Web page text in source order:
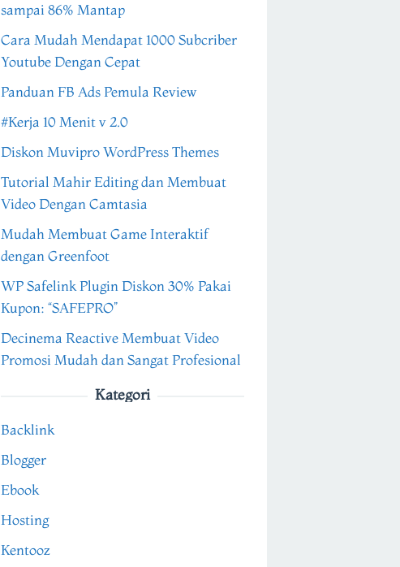
sampai 86% Mantap
Cara Mudah Mendapat 1000 Subcriber
Youtube Dengan Cepat
Panduan FB Ads Pemula Review
#Kerja 10 Menit v 2.0
Diskon Muvipro WordPress Themes
Tutorial Mahir Editing dan Membuat
Video Dengan Camtasia
Mudah Membuat Game Interaktif
dengan Greenfoot
WP Safelink Plugin Diskon 30% Pakai
Kupon: “SAFEPRO”
Decinema Reactive Membuat Video
Promosi Mudah dan Sangat Profesional
Kategori
Backlink
Blogger
Ebook
Hosting
Kentooz